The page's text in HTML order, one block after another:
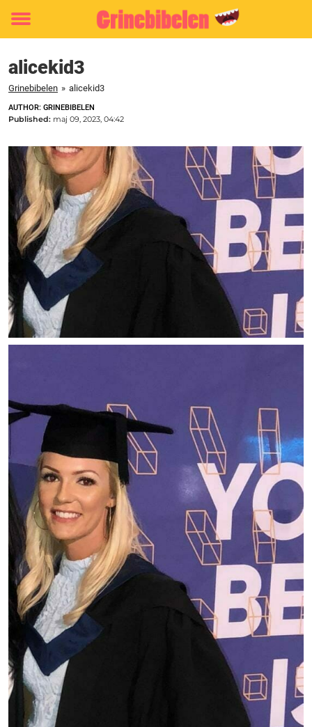
Toggle
alicekid3
Grinebibelen » alicekid3
AUTHOR: GRINEBIBELEN
Published: maj 09, 2023, 04:42